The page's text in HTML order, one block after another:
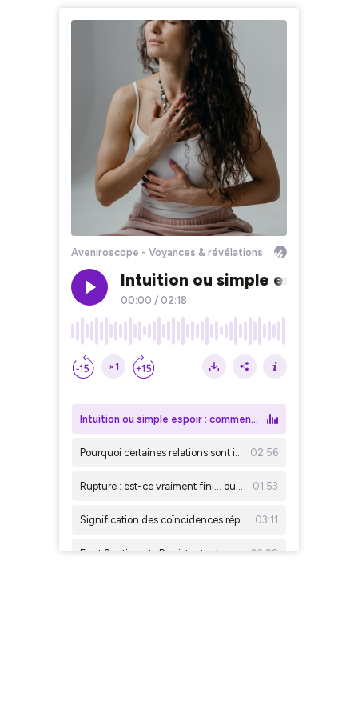
Aveniroscope - Voyances & révélations
Intuition ou simple espoir :
00:00 / 02:18
×1
Intuition ou simple espoir : comment faire la différence ?
Pourquoi certaines relations sont impossibles à oublier 02:56
Rupture : est-ce vraiment fini… ou pas ? 01:53
Signification des coïncidences répétées 03:11
03:28